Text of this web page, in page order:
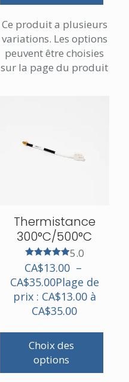
Ce produit a plusieurs
variations. Les options
peuvent être choisies
sur la page du produit
Thermistance
300°C/500°C
Note
5.00
sur 5
5.0
CA$13.00 –
CA$35.00Plage de
prix : CA$13.00 à
CA$35.00
Choix des
options